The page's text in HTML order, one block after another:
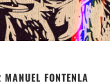
MANUEL FONTENLA